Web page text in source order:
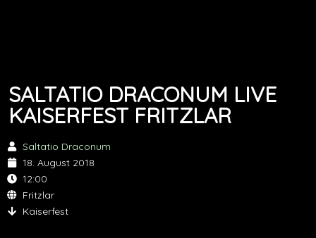
SALTATIO DRACONUM LIVE
KAISERFEST FRITZLAR
Saltatio Draconum
18. August 2018
12:00
Fritzlar
Kaiserfest